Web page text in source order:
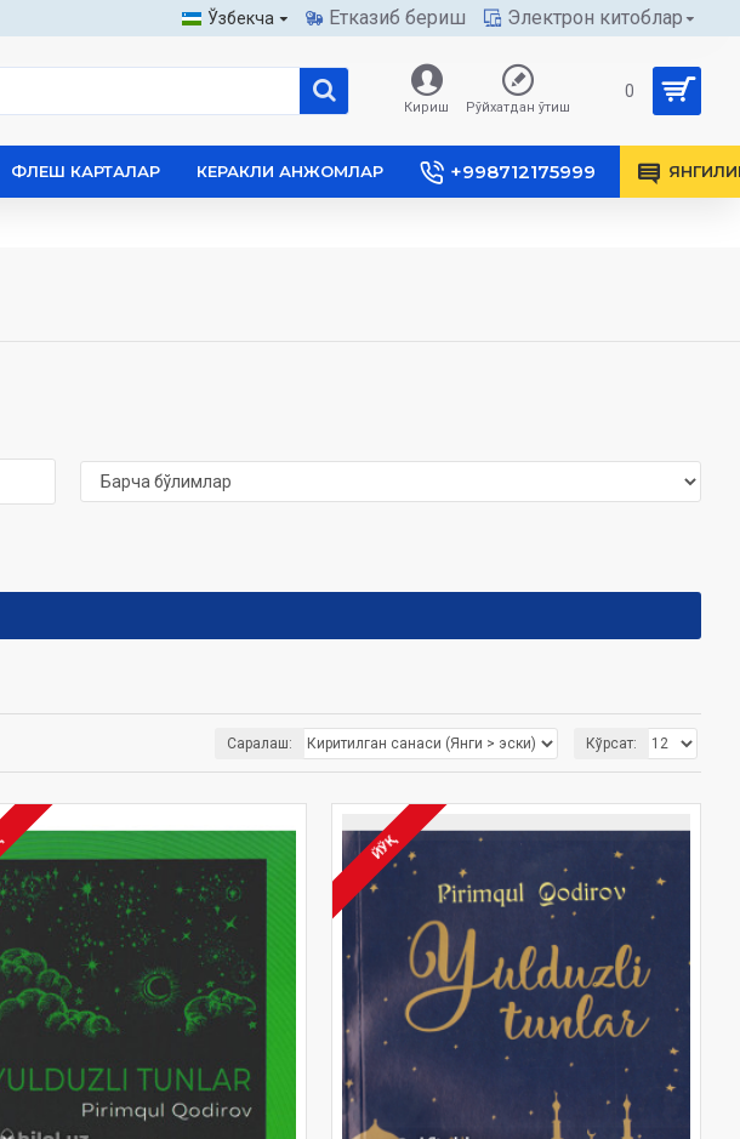
Ўзбекча Етказиб бериш Электрон китоблар
Кириш Рўйхатдан ўтиш
0
ФЛЕШ КАРТАЛАР КЕРАКЛИ АНЖОМЛАР +998712175999
Саралаш: Кўрсат:
ЙЎҚ